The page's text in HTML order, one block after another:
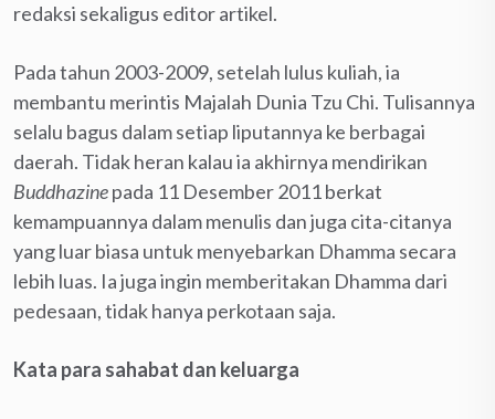
redaksi sekaligus editor artikel.
Pada tahun 2003-2009, setelah lulus kuliah, ia
membantu merintis Majalah Dunia Tzu Chi. Tulisannya
selalu bagus dalam setiap liputannya ke berbagai
daerah. Tidak heran kalau ia akhirnya mendirikan
Buddhazinepada 11 Desember 2011 berkat
kemampuannya dalam menulis dan juga cita-citanya
yang luar biasa untuk menyebarkan Dhamma secara
lebih luas. Ia juga ingin memberitakan Dhamma dari
pedesaan, tidak hanya perkotaan saja.
Kata para sahabat dan keluarga